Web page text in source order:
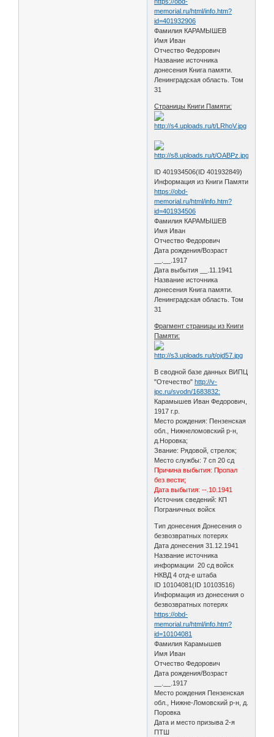
memorial.ru/html/info.htm?
id=401932906
Фамилия КАРАМЫШЕВ
Имя Иван
Отчество Федорович
Название источника
донесения Книга памяти.
Ленинградская область. Том
31
Страницы Книги Памяти:
ID 401934506(ID 401932849)
Информация из Книги Памяти
https://obd-
memorial.ru/html/info.htm?
id=401934506
Фамилия КАРАМЫШЕВ
Имя Иван
Отчество Федорович
Дата рождения/Возраст
__.__.1917
Дата выбытия __.11.1941
Название источника
донесения Книга памяти.
Ленинградская область. Том
31
Фрагмент страницы из Книги
Памяти:
В сводной базе данных ВИПЦ
"Отечество"http://v-
ipc.ru/svodn/1683832:
Карамышев Иван Федорович,
1917 г.р.
Место рождения: Пензенская
обл., Нижнеломовский р-н,
д.Норовка;
Звание: Рядовой, стрелок;
Место службы: 7 сп 20 сд
Причина выбытия: Пропал
без вести;
Дата выбытия: --.10.1941
Источник сведений: КП
Пограничных войск
Тип донесения Донесения о
безвозвратных потерях
Дата донесения 31.12.1941
Название источника
информации 20 сд войск
НКВД 4 отд-е штаба
ID 10104081(ID 10103516)
Информация из донесения о
безвозвратных потерях
https://obd-
memorial.ru/html/info.htm?
id=10104081
Фамилия Карамышев
Имя Иван
Отчество Федорович
Дата рождения/Возраст
__.__.1917
Место рождения Пензенская
обл., Нижне-Ломовский р-н, д.
Поровка
Дата и место призыва 2-я
ПТШ